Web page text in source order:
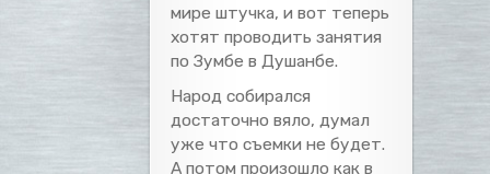
мире штучка, и вот теперь
хотят проводить занятия
по Зумбе в Душанбе.
Народ собирался
достаточно вяло, думал
уже что съемки не будет.
А потом произошло как в